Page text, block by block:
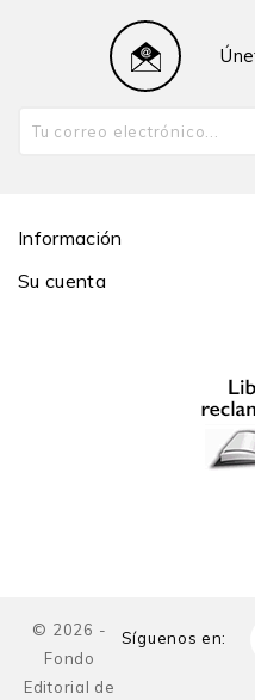
Información
Su cuenta
Síguenos en:
© 2026 -
Fondo
Editorial de